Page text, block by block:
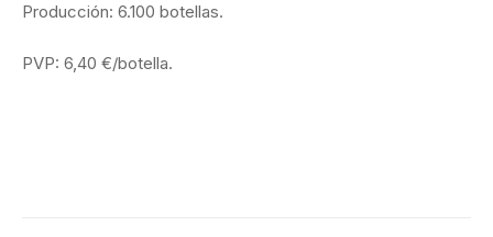
Producción: 6.100 botellas.
PVP: 6,40 €/botella.